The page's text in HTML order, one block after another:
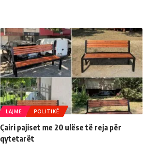
LAJME POLITIKË
Çairi pajiset me 20 ulëse të reja për
qytetarët